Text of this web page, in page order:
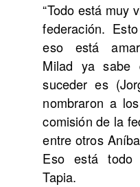
“Todo está muy
federación.
eso está
Milad ya
suceder es
nombraron a
comisión de la
entre otros
Eso está todo
Tapia.